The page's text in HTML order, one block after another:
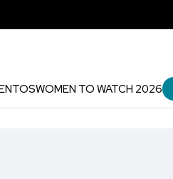
WOMEN TO WATCH 2026